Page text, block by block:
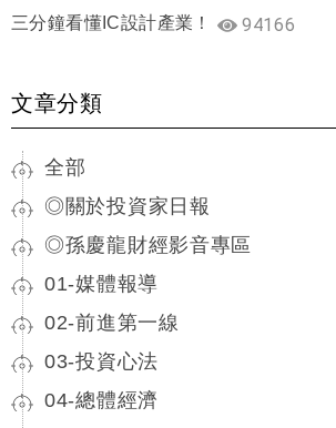
三分鐘看懂IC設計產業！ 94166
文章分類
全部
◎關於投資家日報
◎孫慶龍財經影音專區
01-媒體報導
02-前進第一線
03-投資心法
04-總體經濟